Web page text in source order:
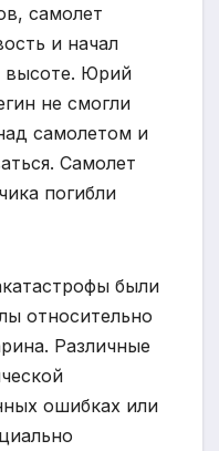
самолет
и начал
высоте. Юрий
не смогли
самолетом и
Самолет
погибли
были
относительно
Различные
ошибках или